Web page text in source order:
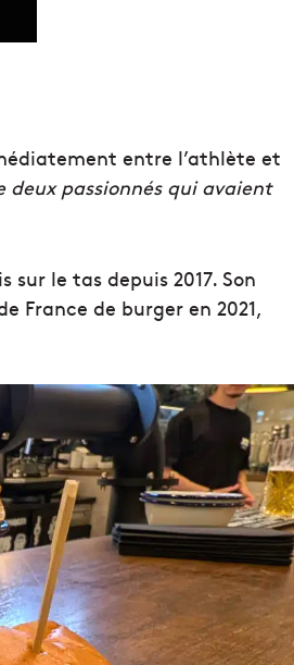
entre l’athlète et
passionnés qui avaient
le tas depuis 2017. Son
France de burger en 2021,